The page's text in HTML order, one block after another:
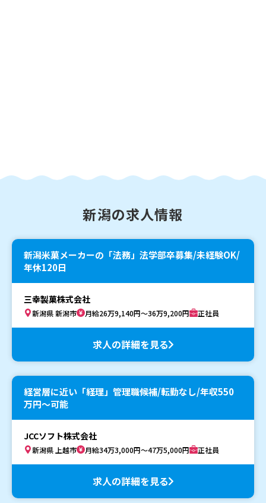
新潟の求人情報
新潟米菓メーカーの「法務」法学部卒募集/未経験OK/
年休120日
三幸製菓株式会社
新潟県 新潟市 月給26万9,140円～36万9,200円 正社員
求人の詳細を見る
経営層に近い「経理」管理職候補/転勤なし/年収550
万円～可能
JCCソフト株式会社
新潟県 上越市 月給34万3,000円～47万5,000円 正社員
求人の詳細を見る